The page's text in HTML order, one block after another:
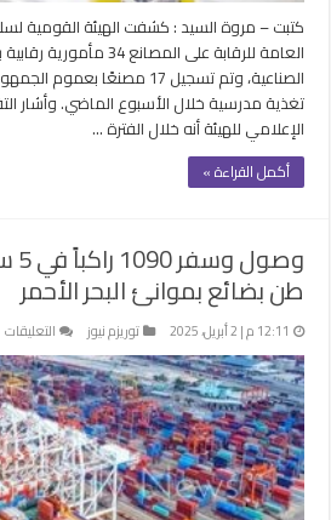
كتبت – مروة السيد : كشفت الهيئة القومية
العامة للرقابة على
الصناعية، وتم تسجيل 17 مصنعًا
تغذية مدرسية خلال الأسبوع الماضي. وأشار
الإعلامي للهيئة أنه خلال الفترة …
أكمل القراءة »
طن بضائع بموانئ البحر الأحمر
12:11 م | 2 أبريل، 2025 توريزم نيوز التعليقات